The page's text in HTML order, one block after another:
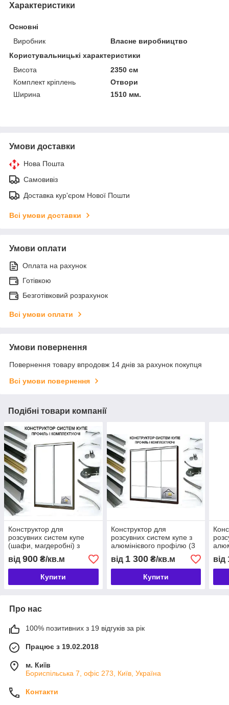
Характеристики
Основні
Виробник
Власне виробництво
Користувальницькі характеристики
Висота
2350 см
Комплект кріплень
Отвори
Ширина
1510 мм.
Умови доставки
Нова Пошта
Самовивіз
Доставка кур'єром Нової Пошти
Всі умови доставки
Умови оплати
Оплата на рахунок
Готівкою
Безготівковий розрахунок
Всі умови оплати
Умови повернення
Повернення товару впродовж 14 днів за рахунок покупця
Всі умови повернення
Подібні товари компанії
Конструктор для
розсувних систем купе
(шафи, магдеробні) з
алюмінієвого профілю
(2ух дверний)
від 900 ₴/кв.м
Купити
Конструктор для
розсувних систем купе з
алюмінієвого профілю (3
дверний)
від 1 300₴/кв.м
Купити
від
Про нас
100% позитивних з 19 відгуків за рік
Працює з 19.02.2018
м. Київ
Бориспільська 7, офіс 273, Київ, Україна
Контакти